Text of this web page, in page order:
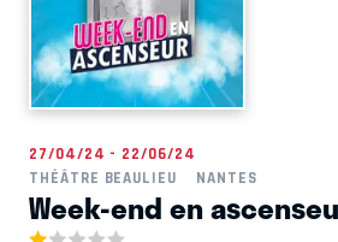
27/04/24 - 22/06/24
THÉÂTRE BEAULIEU
NANTES
Week-end en